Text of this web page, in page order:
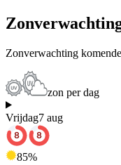
Zonverwachting
zon per dag
Vrijdag7 aug
85%